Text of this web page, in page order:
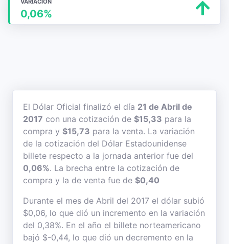
VARIACIÓN
0,06%
El Dólar Oficial finalizó el día 21 de Abril de
2017 con una cotización de $15,33 para la
compra y $15,73 para la venta. La variación
de la cotización del Dólar Estadounidense
billete respecto a la jornada anterior fue del
0,06%. La brecha entre la cotización de
compra y la de venta fue de $0,40
Durante el mes de Abril del 2017 el dólar subió
$0,06, lo que dió un incremento en la variación
del 0,38%. En el año el billete norteamericano
bajó $-0,44, lo que dió un decremento en la